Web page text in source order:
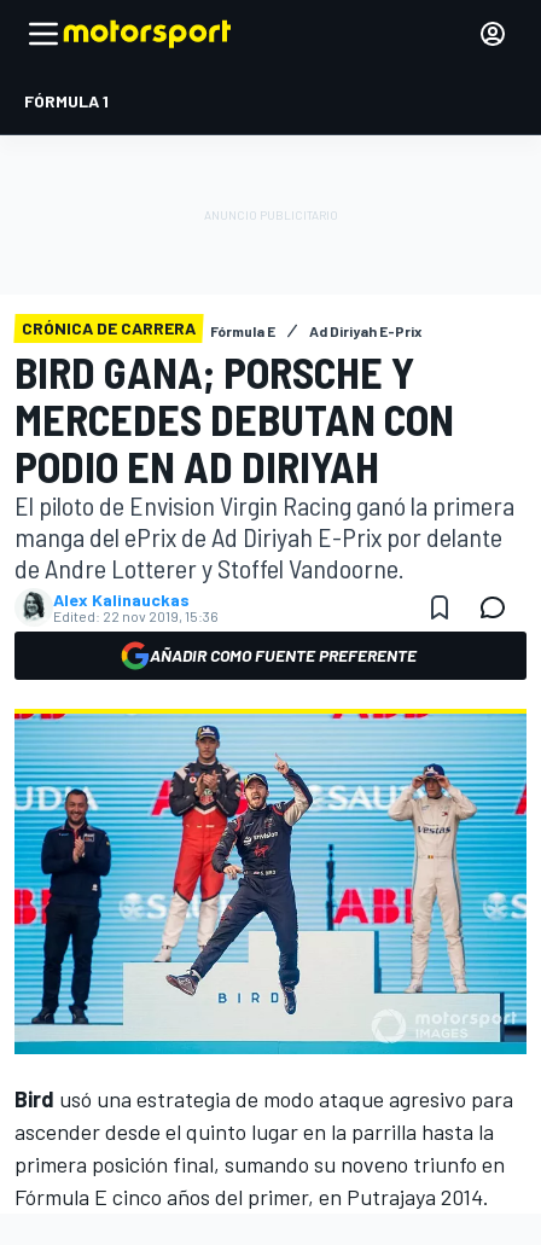
FÓRMULA 1
CRÓNICA DE CARRERA Fórmula E Ad Diriyah E-Prix
BIRD GANA; PORSCHE Y
MERCEDES DEBUTAN CON
PODIO EN AD DIRIYAH
El piloto de Envision Virgin Racing ganó la primera
manga del ePrix de Ad Diriyah E-Prix por delante
de Andre Lotterer y Stoffel Vandoorne.
Alex Kalinauckas
Edited: 22 nov 2019, 15:36
AÑADIR COMO FUENTE PREFERENTE
Bird usó una estrategia de modo ataque agresivo para
ascender desde el quinto lugar en la parrilla hasta la
primera posición final, sumando su noveno triunfo en
Fórmula E cinco años del primer, en Putrajaya 2014.